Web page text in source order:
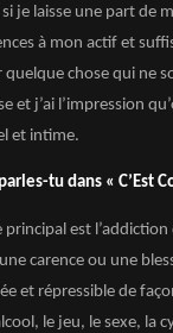
je laisse une part de
à mon actif et
quelque chose qui ne
et j’ai l’impression
et intime.
tu dans « C’Est
principal est
carence ou une
et répressible de
le jeu, le sexe,